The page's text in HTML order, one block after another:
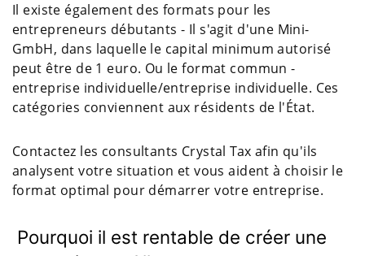
Il existe également des formats pour les
entrepreneurs débutants - Il s'agit d'une Mini-
GmbH, dans laquelle le capital minimum autorisé
peut être de 1 euro. Ou le format commun -
entreprise individuelle/entreprise individuelle. Ces
catégories conviennent aux résidents de l'État.
Contactez les consultants Crystal Tax afin qu'ils
analysent votre situation et vous aident à choisir le
format optimal pour démarrer votre entreprise.
Pourquoi il est rentable de créer une